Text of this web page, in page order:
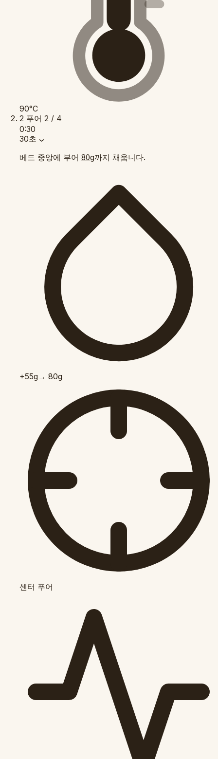
90°C
2 푸어 2 / 4
0:30
30초
베드 중앙에 부어 80g까지 채웁니다.
+55g→ 80g
센터 푸어